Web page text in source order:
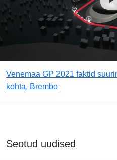
Venemaa GP 2021 faktid
kohta, Brembo
Seotud uudised